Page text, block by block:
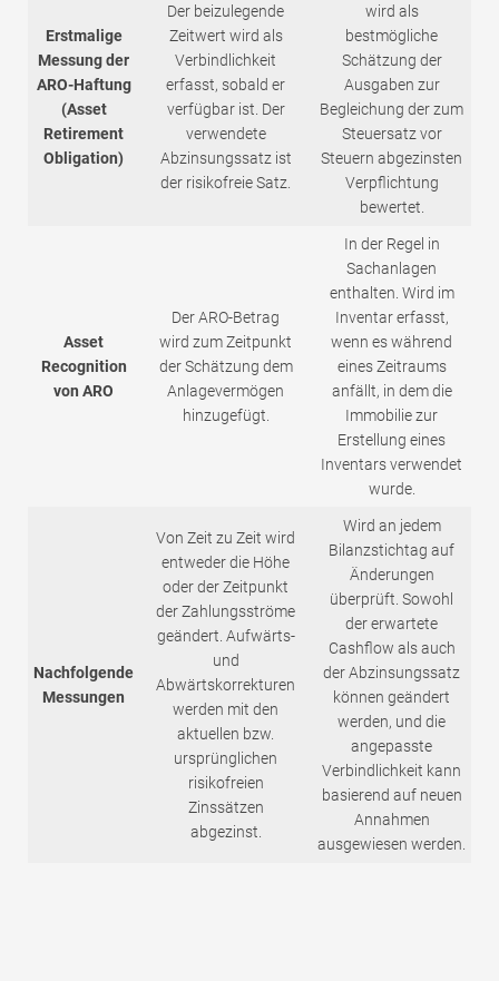
Erstmalige
Messung der
ARO-Haftung
(Asset
Retirement
Obligation)
Der beizulegende
Zeitwert wird als
Verbindlichkeit
erfasst, sobald er
verfügbar ist. Der
verwendete
Abzinsungssatz ist
der risikofreie Satz.
wird als
bestmögliche
Schätzung der
Ausgaben zur
Begleichung der zum
Steuersatz vor
Steuern abgezinsten
Verpflichtung
bewertet.
Asset
Recognition
von ARO
Der ARO-Betrag
wird zum Zeitpunkt
der Schätzung dem
Anlagevermögen
hinzugefügt.
In der Regel in
Sachanlagen
enthalten. Wird im
Inventar erfasst,
wenn es während
eines Zeitraums
anfällt, in dem die
Immobilie zur
Erstellung eines
Inventars verwendet
wurde.
Nachfolgende
Messungen
Von Zeit zu Zeit wird
entweder die Höhe
oder der Zeitpunkt
der Zahlungsströme
geändert. Aufwärts-
und
Abwärtskorrekturen
werden mit den
aktuellen bzw.
ursprünglichen
risikofreien
Zinssätzen
abgezinst.
Wird an jedem
Bilanzstichtag auf
Änderungen
überprüft. Sowohl
der erwartete
Cashflow als auch
der Abzinsungssatz
können geändert
werden, und die
angepasste
Verbindlichkeit kann
basierend auf neuen
Annahmen
ausgewiesen werden.